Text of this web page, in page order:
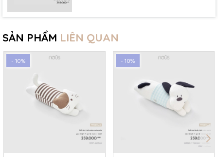
SẢN PHẨM LIÊN QUAN
- 10% - 10%